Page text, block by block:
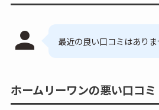
person 最近の良い口コミはあり
ホームリーワンの悪い口コ